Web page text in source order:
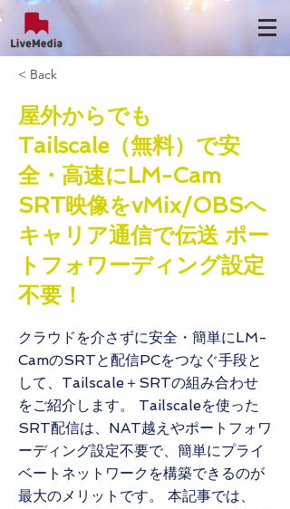
< Back
屋外からでも
Tailscale（無料）で安
全・高速にLM-Cam
SRT映像をvMix/OBSへ
キャリア通信で伝送 ポー
トフォワーディング設定
不要！
クラウドを介さずに安全・簡単にLM-
CamのSRTと配信PCをつなぐ手段と
して、Tailscale＋SRTの組み合わせ
をご紹介します。 Tailscaleを使った
SRT配信は、NAT越えやポートフォワ
ーディング設定不要で、簡単にプライ
ベートネットワークを構築できるのが
最大のメリットです。 本記事では、